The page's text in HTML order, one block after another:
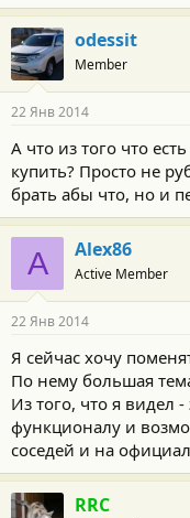
odessit
Member
22 Янв 2014
А что из того что
купить? Просто не
брать абы что, но и
A Alex86
Active Member
22 Янв 2014
Я сейчас хочу
По нему большая
Из того, что я видел
функционалу и
соседей и на
RRC